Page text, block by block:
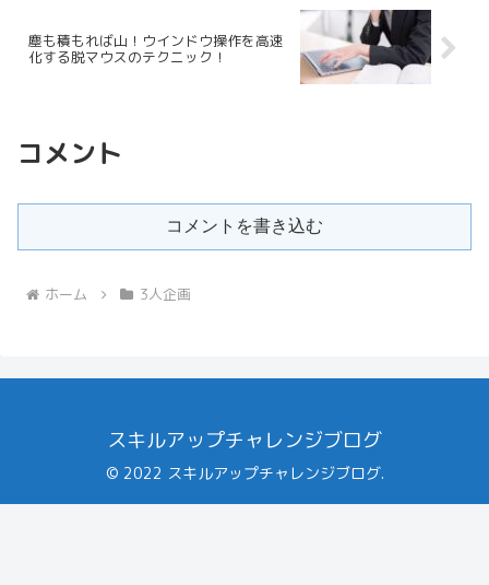
塵も積もれば山！ウインドウ操作を高速
化する脱マウスのテクニック！
コメント
コメントを書き込む
ホーム 3人企画
スキルアップチャレンジブログ
© 2022 スキルアップチャレンジブログ.